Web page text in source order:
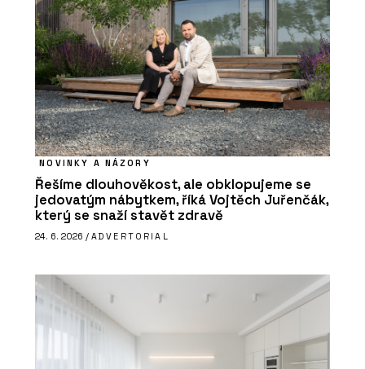
NOVINKY A NÁZORY
Řešíme dlouhověkost, ale obklopujeme se
jedovatým nábytkem, říká Vojtěch Juřenčák,
který se snaží stavět zdravě
24. 6. 2026 / ADVERTORIAL